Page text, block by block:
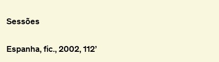
Sessões
Espanha, fic., 2002, 112’